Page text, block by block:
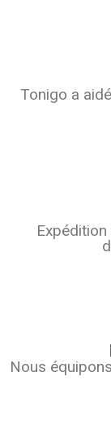
Tonigo a
Nous